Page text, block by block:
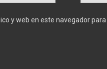
y web en este navegador